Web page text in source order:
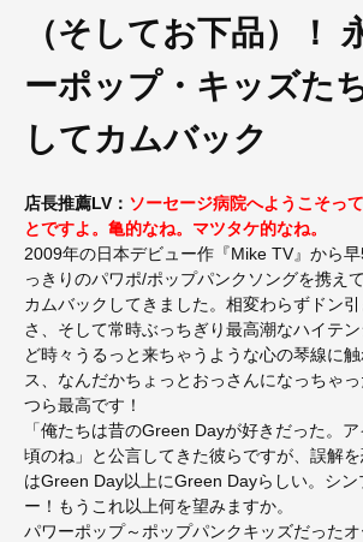
（そしてお下品）！
ーポップ・キッズた
してカムバック
店長推薦LV： ソーセージ病院へようこそっ
とですよ。亀的なね。マツタケ的なね。
2009年の日本デビュー作『Mike TV』から
っきりのパワポ/ポップパンクソングを携え
カムバックしてきました。相変わらずドン
さ、そして常時ぶっちぎり最高潮なハイテ
ど時々うるっと来ちゃうような心の琴線に
ス、なんだかちょっとおっさんになっちゃ
つら最高です！
「俺たちは昔のGreen Dayが好きだった。
頃のね」と公言してきた彼らですが、誤解
はGreen Day以上にGreen Dayらしい。シ
ー！もうこれ以上何を望みますか。
パワーポップ～ポップパンクキッズだった